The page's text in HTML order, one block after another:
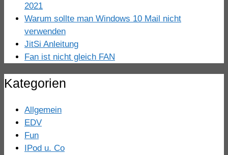
2021
Warum sollte man Windows 10 Mail nicht
verwenden
JitSi Anleitung
Fan ist nicht gleich FAN
Kategorien
Allgemein
EDV
Fun
IPod u. Co